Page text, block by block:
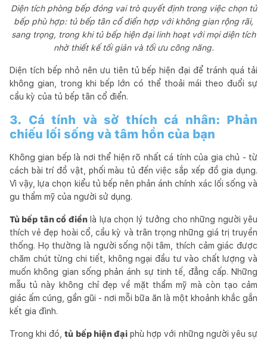
Diện tích phòng bếp đóng vai trò quyết định trong việc chọn tủ
bếp phù hợp: tủ bếp tân cổ điển hợp với không gian rộng rãi,
sang trọng, trong khi tủ bếp hiện đại linh hoạt với mọi diện tích
nhờ thiết kế tối giản và tối ưu công năng.
Diện tích bếp nhỏ nên ưu tiên tủ bếp hiện đại để tránh quá tải
không gian, trong khi bếp lớn có thể thoải mái theo đuổi sự
cầu kỳ của tủ bếp tân cổ điển.
3. Cá tính và sở thích cá nhân: Phản
chiếu lối sống và tâm hồn của bạn
Không gian bếp là nơi thể hiện rõ nhất cá tính của gia chủ - từ
cách bài trí đồ vật, phối màu tủ đến việc sắp xếp đồ gia dụng.
Vì vậy, lựa chọn kiểu tủ bếp nên phản ánh chính xác lối sống và
gu thẩm mỹ của người sử dụng.
Tủ bếp tân cổ điểnlà lựa chọn lý tưởng cho những người yêu
thích vẻ đẹp hoài cổ, cầu kỳ và trân trọng những giá trị truyền
thống. Họ thường là người sống nội tâm, thích cảm giác được
chăm chút từng chi tiết, không ngại đầu tư vào chất lượng và
muốn không gian sống phản ánh sự tinh tế, đẳng cấp. Những
mẫu tủ này không chỉ đẹp về mặt thẩm mỹ mà còn tạo cảm
giác ấm cúng, gần gũi - nơi mỗi bữa ăn là một khoảnh khắc gắn
kết gia đình.
Trong khi đó,tủ bếp hiện đạiphù hợp với những người yêu sự